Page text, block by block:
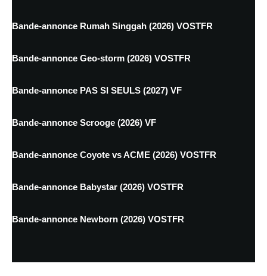
Bande-annonce Rumah Singgah (2026) VOSTFR
Bande-annonce Geo-storm (2026) VOSTFR
Bande-annonce PAS SI SEULS (2027) VF
Bande-annonce Scrooge (2026) VF
Bande-annonce Coyote vs ACME (2026) VOSTFR
Bande-annonce Babystar (2026) VOSTFR
Bande-annonce Newborn (2026) VOSTFR